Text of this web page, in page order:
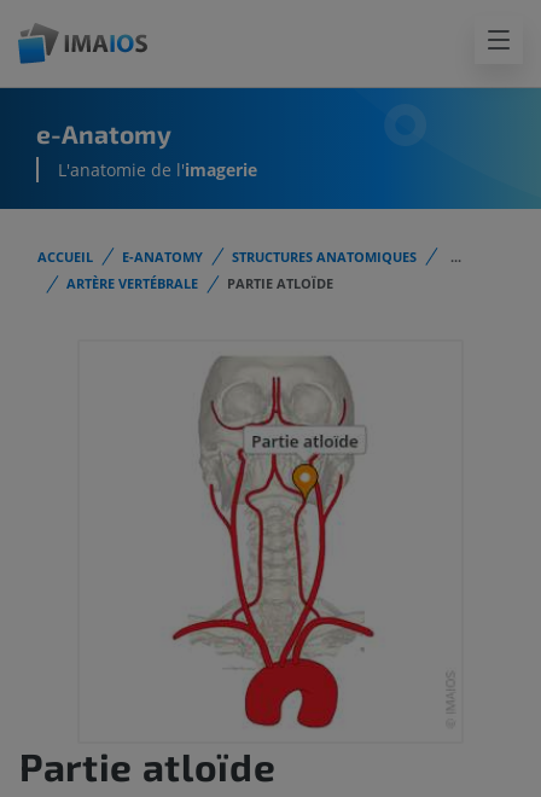
e-Anatomy
L'anatomie de l'imagerie
ACCUEIL E-ANATOMY STRUCTURES ANATOMIQUES
...
ARTÈRE VERTÉBRALE
PARTIE ATLOÏDE
Partie atloïde